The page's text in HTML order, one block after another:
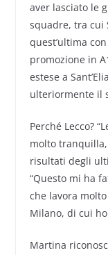
aver lasciato le
squadre, tra cui
quest’ultima
promozione in
estese a
ulteriormente il
Perché Lecco?
molto
risultati degli
“Questo mi ha
che lavora
Milano, di cui
Martina